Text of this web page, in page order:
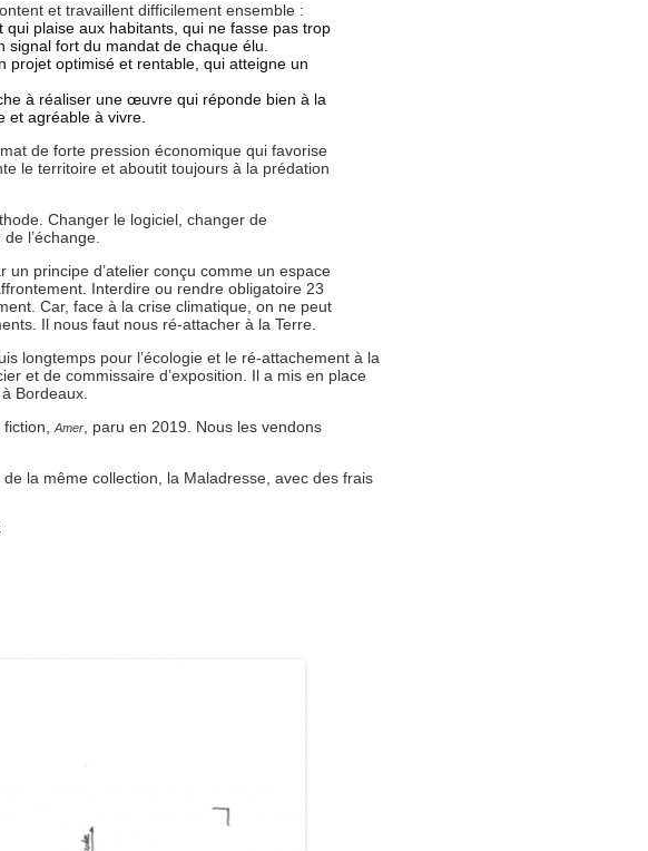
et travaillent difficilement ensemble :
plaise aux habitants, qui ne fasse pas trop
fort du mandat de chaque élu.
projet optimisé et rentable, qui atteigne un
à réaliser une œuvre qui réponde bien à la
et agréable à vivre.
de forte pression économique qui favorise
le territoire et aboutit toujours à la prédation
Changer le logiciel, changer de
l’échange.
un principe d’atelier conçu comme un espace
Interdire ou rendre obligatoire 23
Car, face à la crise climatique, on ne peut
Il nous faut nous ré-attacher à la Terre.
longtemps pour l’écologie et le ré-attachement à la
et de commissaire d’exposition. Il a mis en place
Bordeaux.
fiction,Amer
, paru en 2019. Nous les vendons
la même collection, la Maladresse, avec des frais